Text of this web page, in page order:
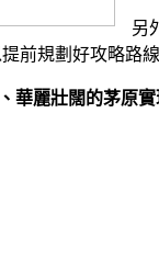
另
提前規劃好攻略路
華麗壯闊的茅原